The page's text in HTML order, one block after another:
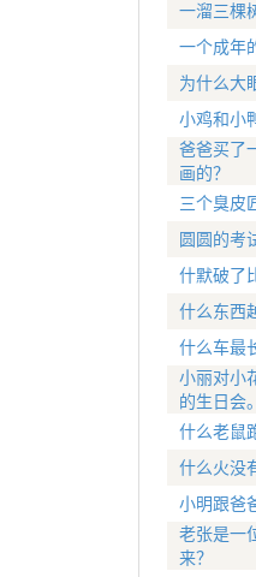
一溜三棵
一个成年
为什么大
小鸡和小
爸爸买了
画的？
三个臭皮
圆圆的考
什默破了
什么东西
什么车最
小丽对小
的生日会
什么老鼠
什么火没
小明跟爸
老张是一
来？